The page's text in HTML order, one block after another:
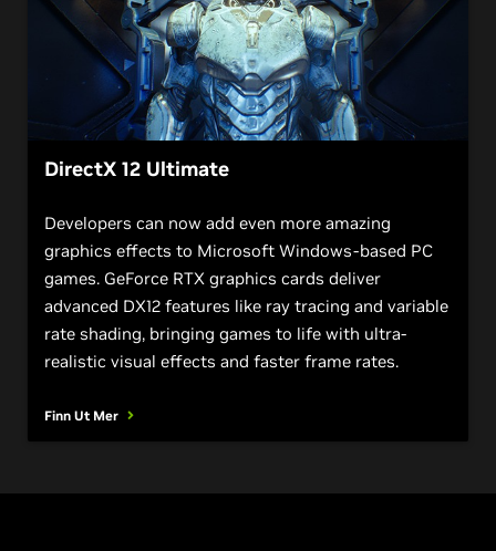
DirectX 12 Ultimate
Developers can now add even more amazing
graphics effects to Microsoft Windows-based PC
games. GeForce RTX graphics cards deliver
advanced DX12 features like ray tracing and variable
rate shading, bringing games to life with ultra-
realistic visual effects and faster frame rates.
Finn Ut Mer